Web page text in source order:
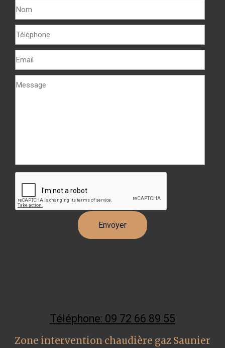
Téléphone: 09 72 66 89 55
Zone intervention chaudière gaz Saunier